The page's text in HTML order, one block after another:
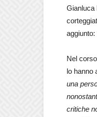
Gianluca
aggiunto:
Nel
lo hanno
una
critiche